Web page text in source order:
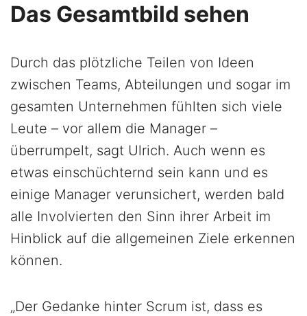
Das Gesamtbild sehen
Durch das plötzliche Teilen von Ideen
zwischen Teams, Abteilungen und sogar im
gesamten Unternehmen fühlten sich viele
Leute – vor allem die Manager –
überrumpelt, sagt Ulrich. Auch wenn es
etwas einschüchternd sein kann und es
einige Manager verunsichert, werden bald
alle Involvierten den Sinn ihrer Arbeit im
Hinblick auf die allgemeinen Ziele erkennen
können.
„Der Gedanke hinter Scrum ist, dass es